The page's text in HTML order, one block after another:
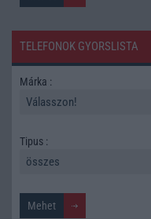
TELEFONOK GYORSLISTA
Márka :
Tipus :